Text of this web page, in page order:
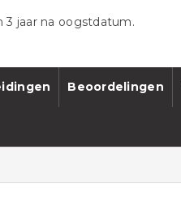
3 jaar na oogstdatum.
Beoordelingen